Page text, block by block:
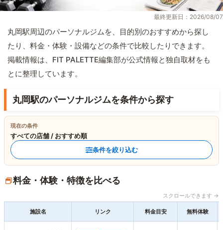
最終更新日：2026/08/07
丸岡駅周辺のパーソナルジムを、目的別のおすすめから探し
たり、料金・体験・設備などの条件で比較したりできます。
掲載情報は、FIT PALETTE編集部が公式情報と独自取材をも
とに整理しています。
丸岡駅のパーソナルジムを条件から探す
現在の条件
すべての店舗 / おすすめ順
条件を絞り込む
料金・体験・特徴を比べる
スクロールできます →
施設名 リンク 料金目安 無料体験